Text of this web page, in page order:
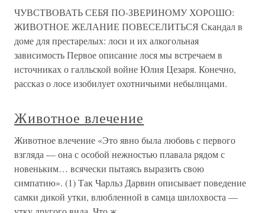
ЧУВСТВОВАТЬ СЕБЯ ПО-ЗВЕРИНОМУ ХОРОШО:
ЖИВОТНОЕ ЖЕЛАНИЕ ПОВЕСЕЛИТЬСЯ Скандал в
доме для престарелых: лоси и их алкогольная
зависимость Первое описание лося мы встречаем в
источниках о галльской войне Юлия Цезаря. Конечно,
рассказ о лосе изобилует охотничьими небылицами.
Животное влечение
Животное влечение «Это явно была любовь с первого
взгляда — она с особой нежностью плавала рядом с
новеньким… всячески пытаясь выразить свою
симпатию». (1) Так Чарльз Дарвин описывает поведение
самки дикой утки, влюбленной в самца шилохвоста —